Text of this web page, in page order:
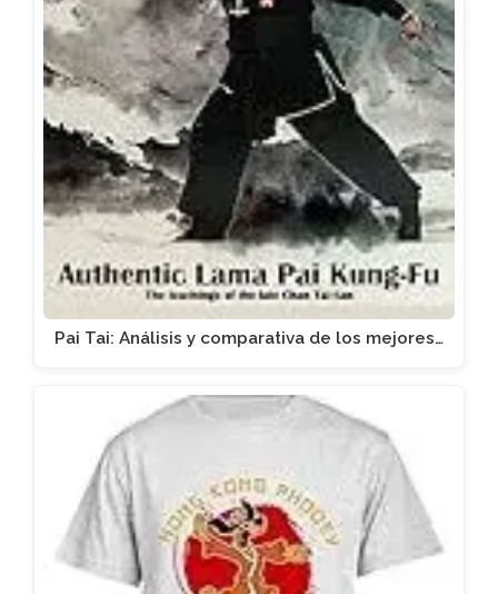
Pai Tai: Análisis y comparativa de los mejores…